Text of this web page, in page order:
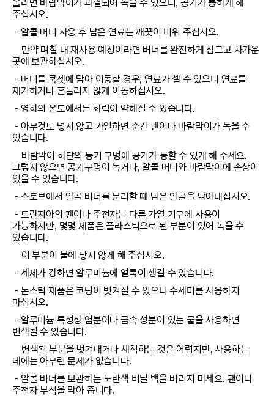
올리면 바람막이가 과열되어 녹을 수 있으니, 공기가 통하게 해
주십시오.
－알콜 버너 사용 후 남은 연료는 깨끗이 비워 주십시오.
만약 며칠 내 재사용 예정이라면 버너를 완전하게 잠그고 차가운
곳에 보관하십시오.
－버너를 쿡셋에 담아 이동할 경우, 연료가 셀 수 있으니 연료를
제거하거나 흔들리지 않게 이동하십시오.
－영하의 온도에서는 화력이 약해질 수 있습니다.
－아무것도 넣지 않고 가열하면 순간 팬이나 바람막이가 녹을 수
있습니다.
바람막이 하단의 통기 구멍에 공기가 통할 수 있게 해 주세요.
그렇지 않으면 공기구멍이 녹거나, 알콜 버너와 바람막이에 손상이
있을 수 있습니다.
－스토브에서 알콜 버너를 분리할 때 남은 알콜을 닦아내십시오.
－트란지아의 팬이나 주전자는 다른 가열 기구에 사용이
가능하지만, 몇몇 제품은 플라스틱으로 된 부분이 있어 녹을 수
있습니다.
이 부분이 불에 닿지 않게 해 주십시오.
－세제가 강하면 알루미늄에 얼룩이 생길 수 있습니다.
－논스틱 제품은 코팅이 벗겨질 수 있으니 수세미를 사용하지
마십시오.
－알루미늄 특성상 염분이나 금속 성분이 있는 물을 사용하면
변색될 수 있습니다.
변색된 부분을 벗겨내거나 세척하는 것은 어렵지만, 사용하는
데에는 아무런 문제가 없습니다.
－알콜 버너를 보관하는 노란색 비닐 백을 버리지 마세요. 팬이나
주전자 부식을 막아 줍니다.